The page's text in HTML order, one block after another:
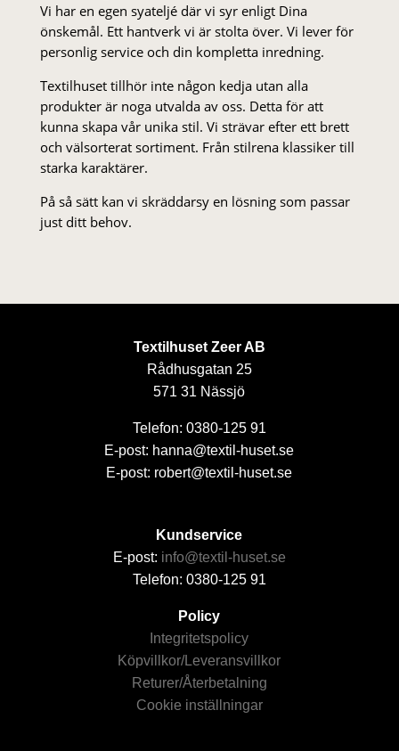
Vi har en egen syateljé där vi syr enligt Dina
önskemål. Ett hantverk vi är stolta över. Vi lever för
personlig service och din kompletta inredning.
Textilhuset tillhör inte någon kedja utan alla
produkter är noga utvalda av oss. Detta för att
kunna skapa vår unika stil. Vi strä­var efter ett brett
och välsorterat sor­ti­ment. Från stil­rena klas­siker till
starka karaktärer.
På så sätt kan vi skräddarsy en lösning som passar
just ditt behov.
Textilhuset Zeer AB
Rådhusgatan 25
571 31 Nässjö
Telefon: 0380-125 91
E-post: hanna@textil-huset.se
E-post: robert@textil-huset.se
Kundservice
E-post: info@textil-huset.se
Telefon: 0380-125 91
Policy
Integritetspolicy
Köpvillkor/Leveransvillkor
Returer/Återbetalning
Cookie inställningar